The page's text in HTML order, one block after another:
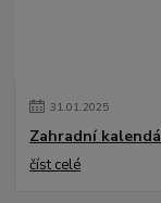
31.01.2025
Zahradní
číst celé